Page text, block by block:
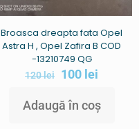
Broasca dreapta fata Opel
Astra H , Opel Zafira B COD
-13210749 QG
120lei 100 lei
Adaugă în coș